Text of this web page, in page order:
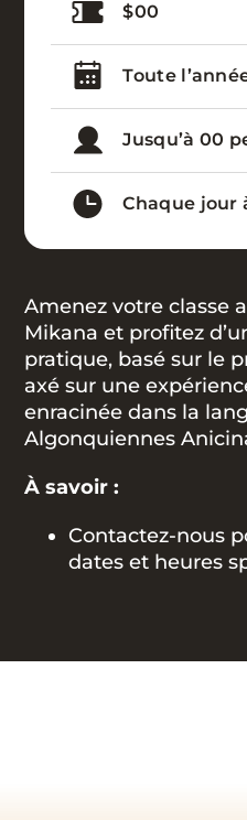
$00
Toute
Jusqu’à 00
Chaque jour
Amenez votre classe
Mikana et profitez
pratique, basé sur le
axé sur une
enracinée dans la
Algonquiennes
À savoir :
Contactez-nous
dates et heures